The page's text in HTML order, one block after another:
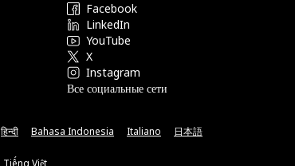
Facebook
LinkedIn
YouTube
X
Instagram
Все социальные сети
हिन्दी Bahasa Indonesia Italiano 日本語
Tiếng Việt